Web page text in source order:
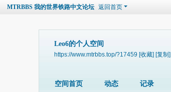
MTRBBS 我的世界铁路中文论坛 返回首页
Leo6的个人空间
https://www.mtrbbs.top/?17459 [收藏] [复制]
空间首页 动态 记录